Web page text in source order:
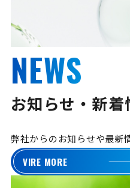
NEWS
お知らせ・新着
弊社からのお知らせや最新
VIRE MORE